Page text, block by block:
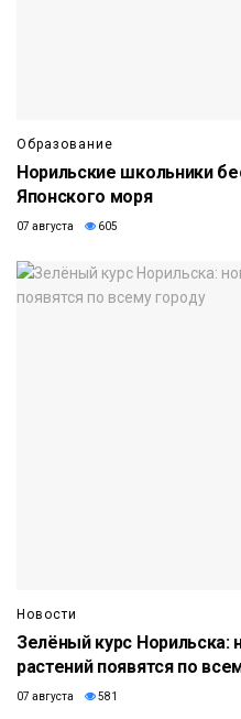
Образование
Норильские школьники
Японского моря
07 августа 605
Новости
Зелёный курс
растений появятся по
07 августа 581